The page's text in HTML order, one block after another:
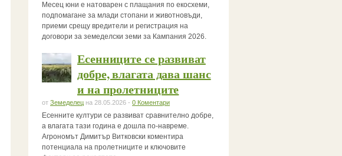
Месец юни е натоварен с плащания по екосхеми,
подпомагане за млади стопани и животновъди,
приеми срещу вредители и регистрация на
договори за земеделски земи за Кампания 2026.
Есенниците се развиват
добре, влагата дава шанс
и на пролетниците
от Земеделец на 28.05.2026 - 0 Коментари
Есенните култури се развиват сравнително добре,
а влагата тази година е дошла по-навреме.
Агрономът Димитър Витковски коментира
потенциала на пролетниците и ключовите